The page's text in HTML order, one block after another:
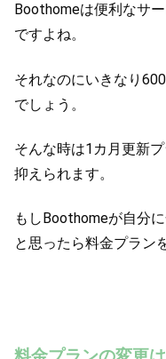
Boothomeは便利なサ
ですよね。
それなのにいきなり
でしょう。
そんな時は1カ月更新
抑えられます。
もしBoothomeが自分
と思ったら料金プラン